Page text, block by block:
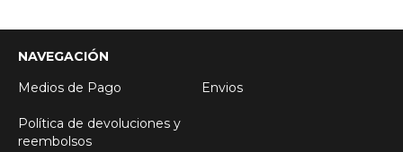
NAVEGACIÓN
Medios de Pago
Envios
Política de devoluciones y
reembolsos